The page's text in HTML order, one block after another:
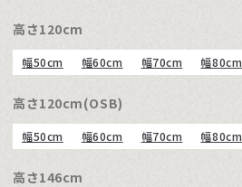
高さ120cm
幅50cm 幅60cm 幅70cm 幅80cm
高さ120cm(OSB)
幅50cm 幅60cm 幅70cm 幅80cm
高さ146cm